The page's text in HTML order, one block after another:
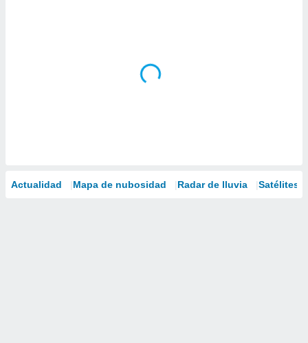
Actualidad Mapa de nubosidad Radar de lluvia Satélites